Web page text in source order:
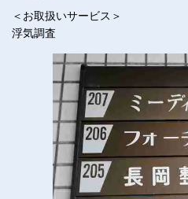
＜お取扱いサービス＞
浮気調査